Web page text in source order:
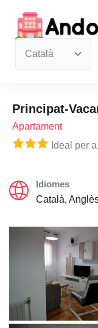
Principat-
Apartament
Ideal per
Idiomes
Català,